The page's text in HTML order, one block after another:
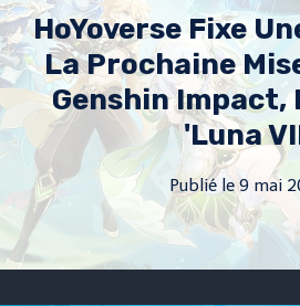
HoYoverse Fixe
La Prochaine
Genshin Impact,
'Luna
Publié le 9 mai